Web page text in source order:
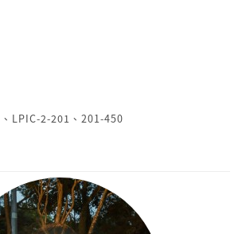
、 LPIC-2-201 、 201-450